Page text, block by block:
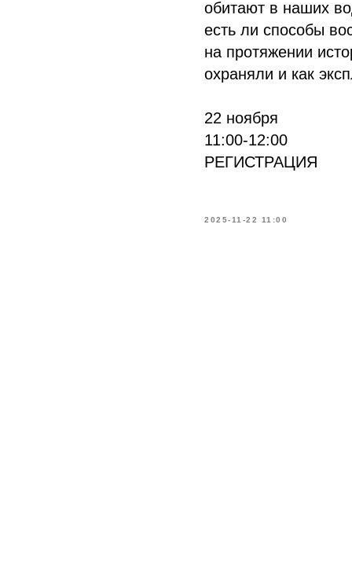
обитают в наших
есть ли способы
на протяжении
охраняли и как
22 ноября
11:00-12:00
РЕГИСТРАЦИЯ
2025-11-22 11:00